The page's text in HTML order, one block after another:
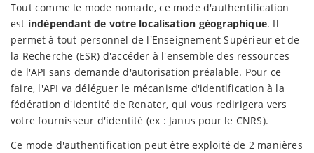
Tout comme le mode nomade, ce mode d'authentification
est indépendant de votre localisation géographique. Il
permet à tout personnel de l'Enseignement Supérieur et de
la Recherche (ESR) d'accéder à l'ensemble des ressources
de l'API sans demande d'autorisation préalable. Pour ce
faire, l'API va déléguer le mécanisme d'identification à la
fédération d'identité de Renater, qui vous redirigera vers
votre fournisseur d'identité (ex : Janus pour le CNRS).
Ce mode d'authentification peut être exploité de 2 manières